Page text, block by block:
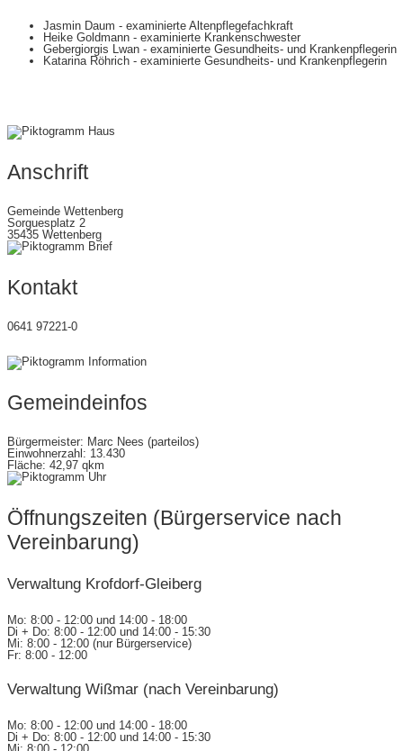
Jasmin Daum - examinierte Altenpflegefachkraft
Heike Goldmann - examinierte Krankenschwester
Gebergiorgis Lwan - examinierte Gesundheits- und Krankenpflegerin
Katarina Röhrich - examinierte Gesundheits- und Krankenpflegerin
Anschrift
Gemeinde Wettenberg
Sorguesplatz 2
35435 Wettenberg
Kontakt
0641 97221-0
Gemeindeinfos
Bürgermeister: Marc Nees (parteilos)
Einwohnerzahl: 13.430
Fläche: 42,97 qkm
Öffnungszeiten (Bürgerservice nach
Vereinbarung)
Verwaltung Krofdorf-Gleiberg
Mo: 8:00 - 12:00 und 14:00 - 18:00
Di + Do: 8:00 - 12:00 und 14:00 - 15:30
Mi: 8:00 - 12:00 (nur Bürgerservice)
Fr: 8:00 - 12:00
Verwaltung Wißmar (nach Vereinbarung)
Mo: 8:00 - 12:00 und 14:00 - 18:00
Di + Do: 8:00 - 12:00 und 14:00 - 15:30